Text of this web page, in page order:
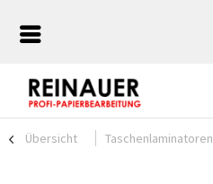
Übersicht Taschenlaminatoren